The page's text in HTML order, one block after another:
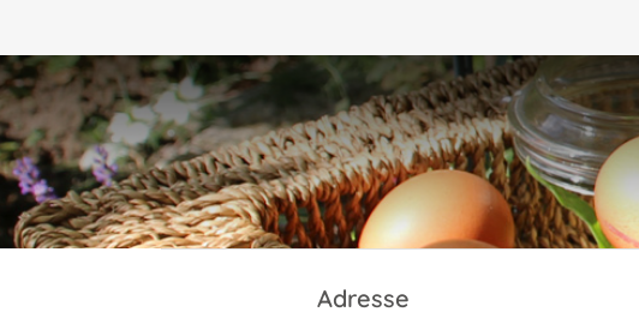
Adresse